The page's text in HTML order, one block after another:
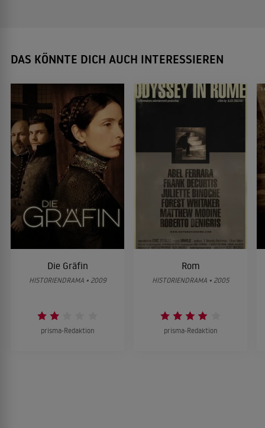
DAS KÖNNTE DICH AUCH INTERESSIEREN
Die Gräfin
HISTORIENDRAMA • 2009
prisma-Redaktion
Rom
HISTORIENDRAMA • 2005
prisma-Redaktion